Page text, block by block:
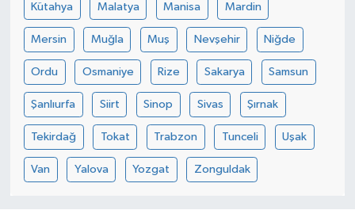
Kütahya Malatya Manisa Mardin
Mersin Muğla Muş Nevşehir Niğde
Ordu Osmaniye Rize Sakarya Samsun
Şanlıurfa Siirt Sinop Sivas Şırnak
Tekirdağ Tokat Trabzon Tunceli Uşak
Van Yalova Yozgat Zonguldak